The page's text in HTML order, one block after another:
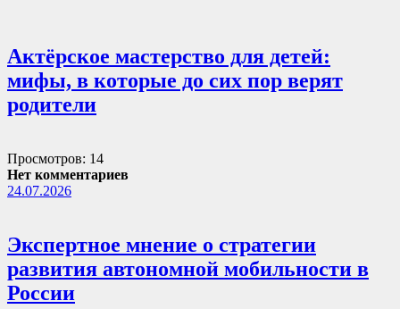
Актёрское мастерство для детей:
мифы, в которые до сих пор верят
родители
Просмотров: 14
Нет комментариев
24.07.2026
Экспертное мнение о стратегии
развития автономной мобильности в
России